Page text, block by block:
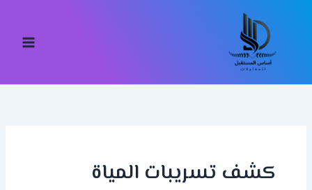
كشف تسريبات المياة